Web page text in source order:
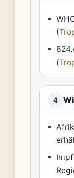
(
(
4